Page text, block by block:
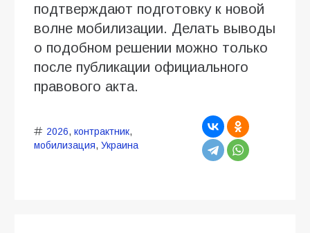
подтверждают подготовку к новой
волне мобилизации. Делать выводы
о подобном решении можно только
после публикации официального
правового акта.
2026, контрактник,
мобилизация, Украина